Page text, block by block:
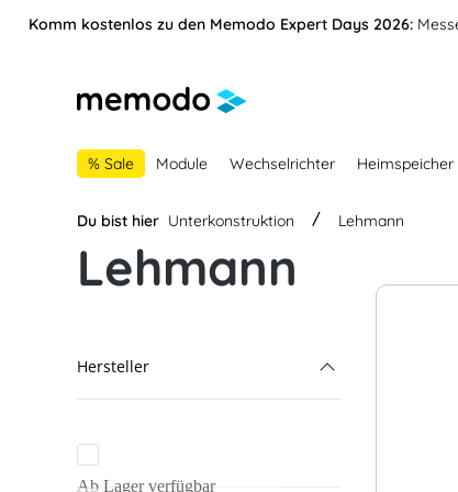
springen Zur Navigation der B2B-Plattform
Komm kostenlos zu den Memodo Expert Days 2026:
% Sale Module Wechselrichter Heimspeicher
Du bist hier Unterkonstruktion Lehmann
Lehmann
Hersteller
Ab Lager verfügbar